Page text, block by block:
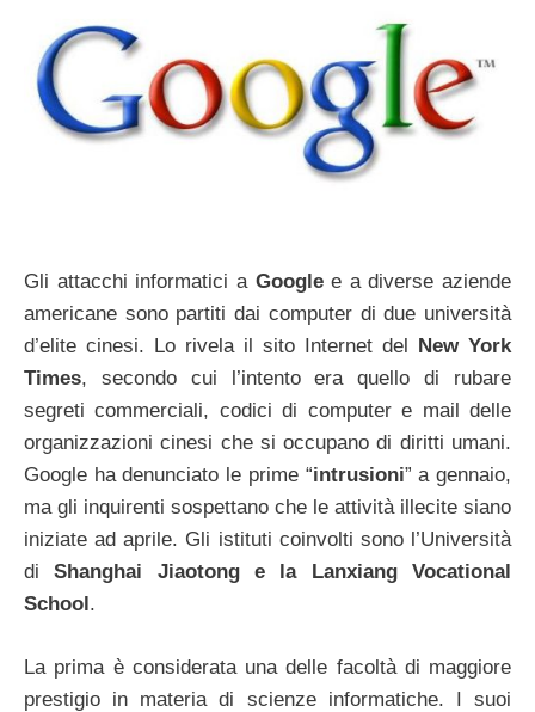
Gli attacchi informatici aGooglee a diverse aziende
americane sono partiti dai computer di due università
d’elite cinesi. Lo rivela il sito Internet del
New York
Times, secondo cui l’intento era quello di rubare
segreti commerciali, codici di computer e mail delle
organizzazioni cinesi che si occupano di diritti umani.
Google ha denunciato le prime “intrusioni” a gennaio,
ma gli inquirenti sospettano che le attività illecite siano
iniziate ad aprile. Gli istituti coinvolti sono l’Università
diShanghai Jiaotong e la Lanxiang Vocational
School .
La prima è considerata una delle facoltà di maggiore
prestigio in materia di scienze informatiche. I suoi